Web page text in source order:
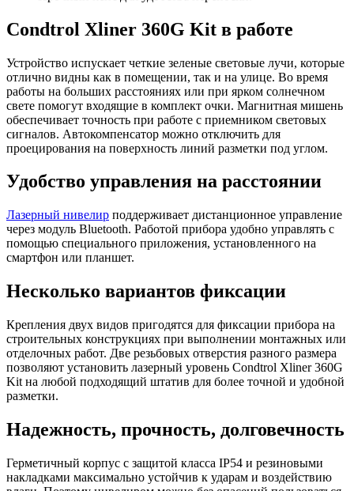
Condtrol Xliner 360G Kit в работе
Устройство испускает четкие зеленые световые лучи, которые
отлично видны как в помещении, так и на улице. Во время
работы на больших расстояниях или при ярком солнечном
свете помогут входящие в комплект очки. Магнитная мишень
обеспечивает точность при работе с приемником световых
сигналов. Автокомпенсатор можно отключить для
проецирования на поверхность линий разметки под углом.
Удобство управления на расстоянии
Лазерный нивелир поддерживает дистанционное управление
через модуль Bluetooth. Работой прибора удобно управлять с
помощью специального приложения, установленного на
смартфон или планшет.
Несколько вариантов фиксации
Крепления двух видов пригодятся для фиксации прибора на
строительных конструкциях при выполнении монтажных или
отделочных работ. Две резьбовых отверстия разного размера
позволяют установить лазерный уровень Condtrol Xliner 360G
Kit на любой подходящий штатив для более точной и удобной
разметки.
Надежность, прочность, долговечность
Герметичный корпус с защитой класса IP54 и резиновыми
накладками максимально устойчив к ударам и воздействию